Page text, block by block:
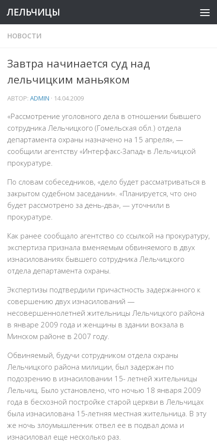
ЛЕЛЬЧИЦЫ
НОВОСТИ
Завтра начинается суд над
лельчицким маньяком
АВТОР: ADMIN · 14.04.2009
«Рассмотрение уголовного дела в отношении бывшего
сотрудника Лельчицкого (Гомельская обл.) отдела
департамента охраны назначено на 15 апреля», —
сообщили агентству «Интерфакс-Запад» в Лельчицкой
прокуратуре.
По словам собеседников, «дело будет рассматриваться в
закрытом судебном заседании». «Планируется, что оно
будет рассмотрено за день-два», — уточнили в
прокуратуре.
Как ранее сообщало агентство со ссылкой на прокуратуру,
экспертиза признала вменяемым обвиняемого в двух
изнасилованиях бывшего сотрудника Лельчицкого
отдела департамента охраны.
Экспертизы подтвердили причастность задержанного к
совершению двух изнасилований —
несовершеннолетней жительницы Лельчицкого района
в январе 2009 года и женщины в здании вокзала в
Минском районе в 2007 году.
Обвиняемый, будучи сотрудником отдела охраны
Лельчицкого района милиции, был задержан по
подозрению в изнасиловании 15- летней жительницы
Лельчиц. Было установлено, что ночью 18 января 2009
года в бесхозной постройке старой церкви в Лельчицах
была изнасилована 15-летняя местная жительница. В эту
же ночь злоумышленник отвел ее в подвал дома и
изнасиловал еще несколько раз.